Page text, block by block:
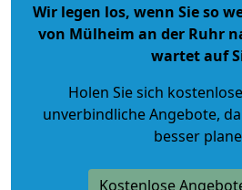
Wir legen los, wenn Sie so
von Mülheim an der Ruhr
wartet auf
Holen Sie sich
unverbindliche Angebote,
besser
Kostenlose